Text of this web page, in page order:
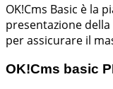
OK!Cms Basic è la
presentazione
per assicurare il
OK!Cms basic